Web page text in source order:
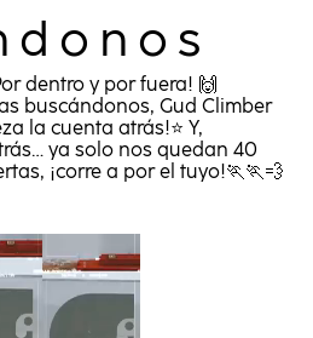
dentro y por fuera! 🙌
buscándonos, Gud Climber
la cuenta atrás!⭐ Y,
ya solo nos quedan 40
¡corre a por el tuyo!🏃🏃💨